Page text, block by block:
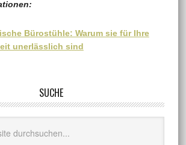
Bürostühle: Warum sie für Ihre
unerlässlich sind
SUCHE